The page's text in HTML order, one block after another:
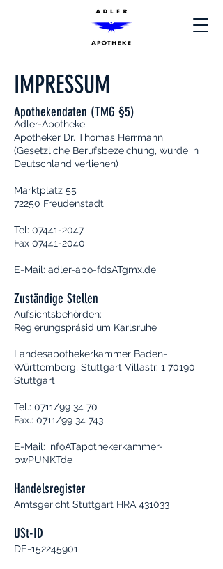
IMPRESSUM
Apothekendaten (TMG §5)
Adler-Apotheke
Apotheker Dr. Thomas Herrmann
(Gesetzliche Berufsbezeichung, wurde in
Deutschland verliehen)
Marktplatz 55
72250 Freudenstadt
Tel: 07441-2047
Fax 07441-2040
E-Mail: adler-apo-fdsATgmx.de
Zuständige Stellen
Aufsichtsbehörden:
Regierungspräsidium Karlsruhe
Landesapothekerkammer Baden-
Württemberg, Stuttgart Villastr. 1 70190
Stuttgart
Tel.: 0711/99 34 70
Fax.: 0711/99 34 743
E-Mail: infoATapothekerkammer-
bwPUNKTde
Handelsregister
Amtsgericht Stuttgart HRA 431033
USt-ID
DE-152245901